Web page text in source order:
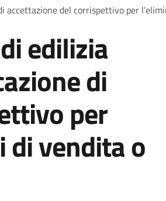
del corrispettivo per
edilizia
di
per
di vendita o